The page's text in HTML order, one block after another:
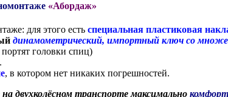
«Абордаж»
для этого есть специальная пластиковая
динамометрический, импортный ключ со
портят головки спиц)
, в котором нет никаких погрешностей.
двухколёсном транспорте максимально